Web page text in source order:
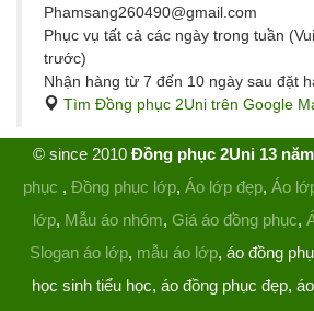
Phamsang260490@gmail.com
Phục vụ tất cả các ngày trong tuần
trước)
Nhận hàng từ 7 đến 10 ngày sau đặt
Tìm Đồng phục 2Uni trên Google
© since 2010 Đồng phục 2Uni 13
phục , Đồng phục lớp, Áo lớp đẹp, Áo
lớp, Mẫu áo nhóm, Giá áo đồng phục,
Slogan áo lớp, mẫu áo lớp, áo đồng
học sinh tiểu học, áo đồng phục đẹp,